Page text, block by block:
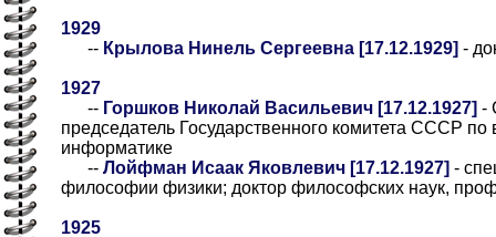
1929
-- Крылова Нинель Сергеевна [17.12.1929] -
1927
-- Горшков Николай Васильевич [17.12.1927] -
председатель Государственного комитета СССР по
информатике
-- Лойфман Исаак Яковлевич [17.12.1927] -
философии физики; доктор философских наук,
1925